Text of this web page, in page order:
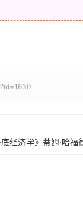
经济学》蒂姆·哈